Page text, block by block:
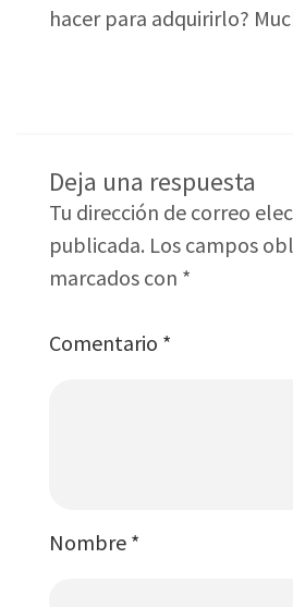
hacer para adquirirlo?
Deja una respuesta
Tu dirección de correo
publicada. Los campos
marcados con *
Comentario *
Nombre *